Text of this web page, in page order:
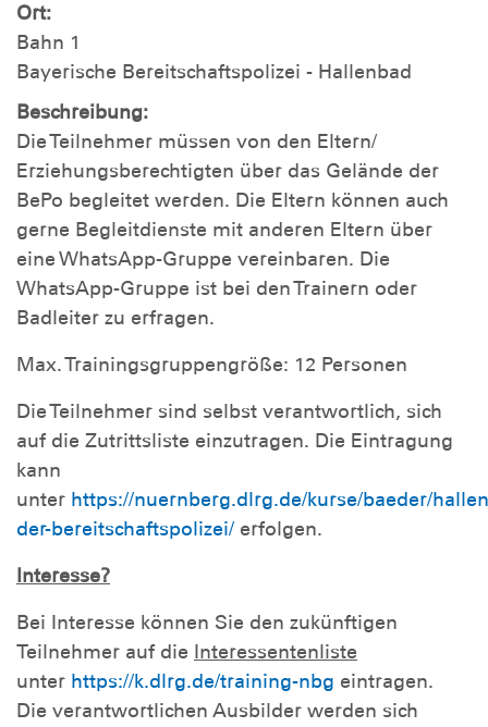
Ort:
Bahn 1
Bayerische Bereitschaftspolizei - Hallenbad
Beschreibung:
Die Teilnehmer müssen von den Eltern/
Erziehungsberechtigten über das Gelände der
BePo begleitet werden. Die Eltern können auch
gerne Begleitdienste mit anderen Eltern über
eine WhatsApp-Gruppe vereinbaren. Die
WhatsApp-Gruppe ist bei den Trainern oder
Badleiter zu erfragen.
Max. Trainingsgruppengröße: 12 Personen
Die Teilnehmer sind selbst verantwortlich, sich
auf die Zutrittsliste einzutragen. Die Eintragung
kann
unter https://nuernberg.dlrg.de/kurse/baeder/
der-bereitschaftspolizei/ erfolgen.
Interesse?
Bei Interesse können Sie den zukünftigen
Teilnehmer auf die Interessentenliste
unter https://k.dlrg.de/training-nbg eintragen.
Die verantwortlichen Ausbilder werden sich